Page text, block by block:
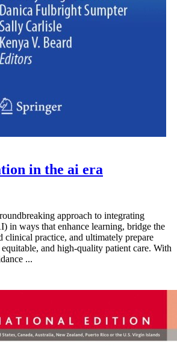
in the ai era
approach to integrating
in ways that enhance learning, bridge the
clinical practice, and ultimately prepare
and high-quality patient care. With
...